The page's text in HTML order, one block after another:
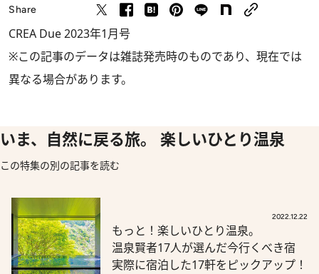
Share
CREA Due 2023年1月号
※この記事のデータは雑誌発売時のものであり、現在では
異なる場合があります。
いま、自然に戻る旅。 楽しいひとり温泉
この特集の別の記事を読む
2022.12.22
もっと！楽しいひとり温泉。
温泉賢者17人が選んだ今行くべき宿
実際に宿泊した17軒をピックアップ！